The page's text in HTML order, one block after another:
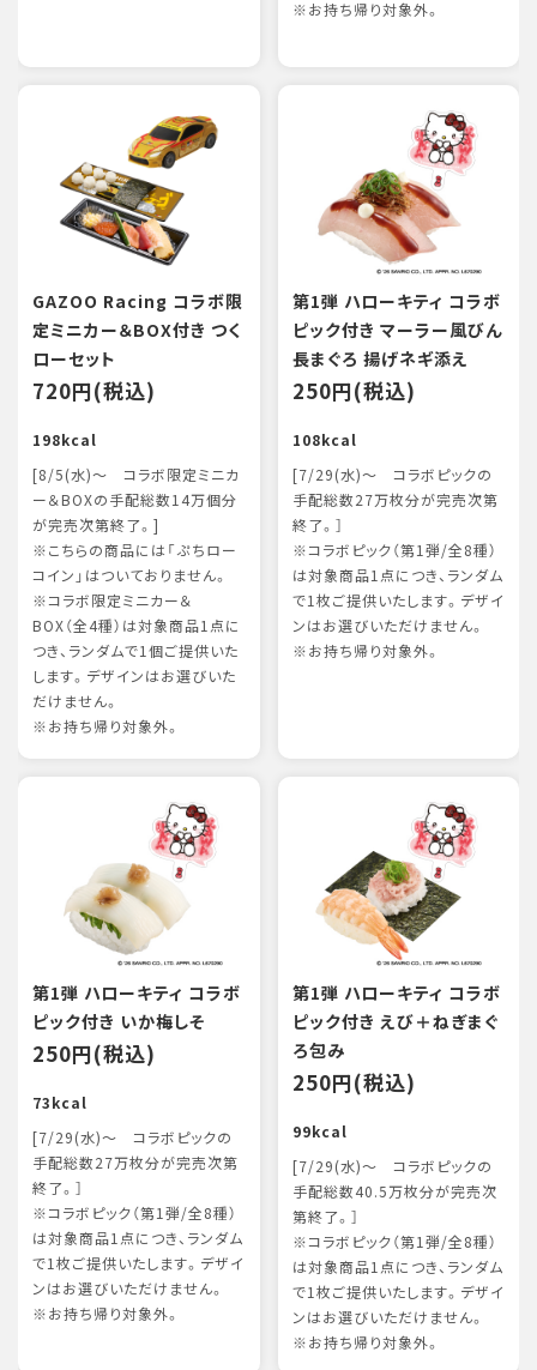
※お持ち帰り対象外。
GAZOO Racing コラボ限
定ミニカー＆BOX付き つく
ローセット
720円(税込)
198kcal
[8/5(水)～ コラボ限定ミニカ
ー＆BOXの手配総数14万個分
が完売次第終了。]
※こちらの商品には「ぷちロー
コイン」はついておりません。
※コラボ限定ミニカー＆
BOX（全4種）は対象商品1点に
つき、ランダムで1個ご提供いた
します。デザインはお選びいた
だけません。
※お持ち帰り対象外。
第1弾 ハローキティ コラボ
ピック付き マーラー風びん
長まぐろ 揚げネギ添え
250円(税込)
108kcal
[7/29(水)～ コラボピックの
手配総数27万枚分が完売次第
終了。］
※コラボピック（第1弾/全8種）
は対象商品1点につき、ランダム
で1枚ご提供いたします。デザイ
ンはお選びいただけません。
※お持ち帰り対象外。
第1弾 ハローキティ コラボ
ピック付き いか梅しそ
250円(税込)
73kcal
[7/29(水)～ コラボピックの
手配総数27万枚分が完売次第
終了。］
※コラボピック（第1弾/全8種）
は対象商品1点につき、ランダム
で1枚ご提供いたします。デザイ
ンはお選びいただけません。
※お持ち帰り対象外。
第1弾 ハローキティ コラボ
ピック付き えび＋ねぎまぐ
ろ包み
250円(税込)
99kcal
[7/29(水)～ コラボピックの
手配総数40.5万枚分が完売次
第終了。］
※コラボピック（第1弾/全8種）
は対象商品1点につき、ランダム
で1枚ご提供いたします。デザイ
ンはお選びいただけません。
※お持ち帰り対象外。